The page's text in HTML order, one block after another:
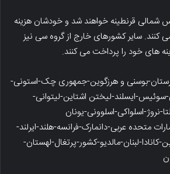
شمالی قرنطینه خواهند شد و خودشان هزینه
کنند. سایر کشورهای خارج از گروه سی نیز
های خود را پرداخت می کنند.
بوسنی و هرزگوین-جمهوری چک-استونی-
سوئیس-ایسلند-لیختن اشتاین-لیتوانی-
نروژ-اسلواکی-اسلوونی-یونان
متحده عربی-دانمارک-فرانسه-هلند-ایرلند-
کانادا-لبنان-مالدیو-کشور-پرتغال-لهستان-